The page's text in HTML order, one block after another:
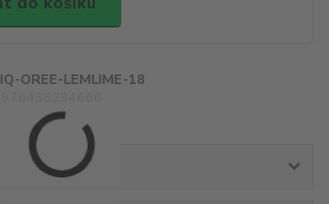
OREE-LEMLIME-18